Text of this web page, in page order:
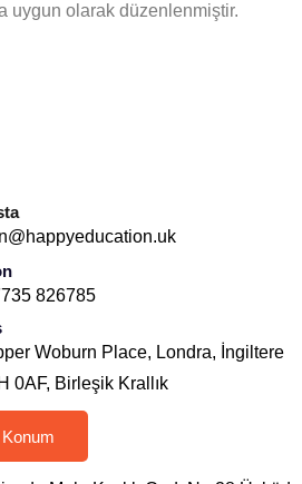
uygun olarak düzenlenmiştir.
826785
Woburn Place, Londra, İngiltere
0AF, Birleşik Krallık
Konum